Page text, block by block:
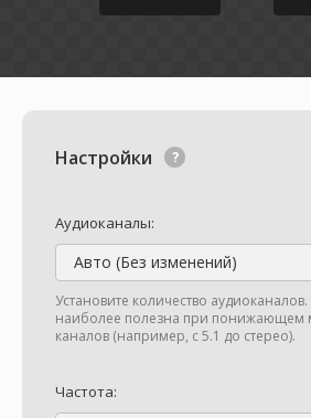
Настройки
Аудиоканалы:
Авто (Без изменений)
Установите количество
наиболее полезна при понижающем
каналов (например, с 5.1 до стерео).
Частота: